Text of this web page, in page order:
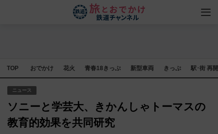
TOP おでかけ 花火 青春18きっぷ 新型車両 きっぷ 駅･街 再
ニュース
ソニーと学芸大、きかんしゃトーマスの
教育的効果を共同研究